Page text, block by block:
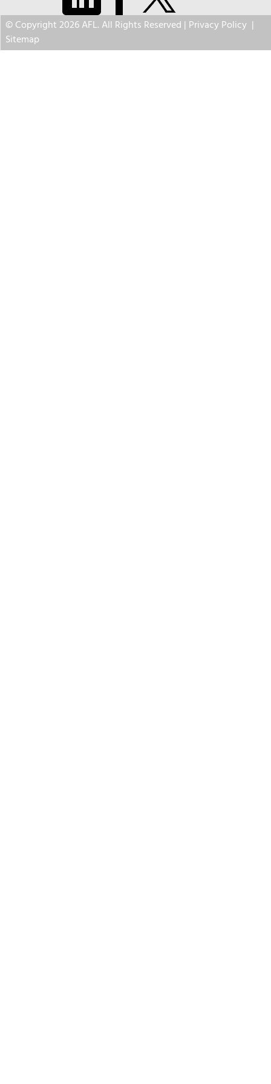
© Copyright 2026 AFL. All Rights Reserved | Privacy Policy |
Sitemap